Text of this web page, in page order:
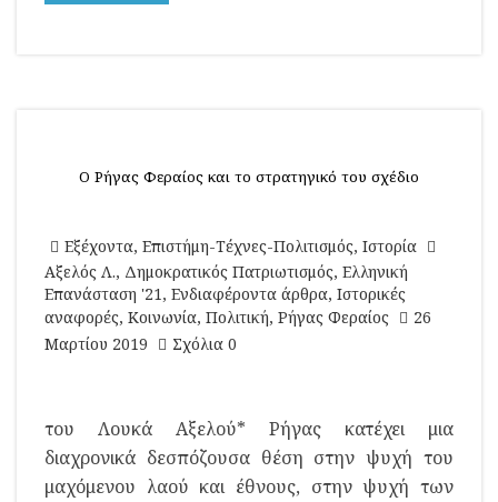
Ο Ρήγας Φεραίος και το στρατηγικό του σχέδιο
Εξέχοντα, Επιστήμη-Τέχνες-Πολιτισμός, Ιστορία
Αξελός Λ., Δημοκρατικός Πατριωτισμός, Ελληνική
Επανάσταση '21, Ενδιαφέροντα άρθρα, Ιστορικές
αναφορές, Κοινωνία, Πολιτική, Ρήγας Φεραίος
26
Μαρτίου 2019
Σχόλια 0
του Λουκά Αξελού* Ρήγας κατέχει μια
διαχρονικά δεσπόζουσα θέση στην ψυχή του
μαχόμενου λαού και έθνους, στην ψυχή των